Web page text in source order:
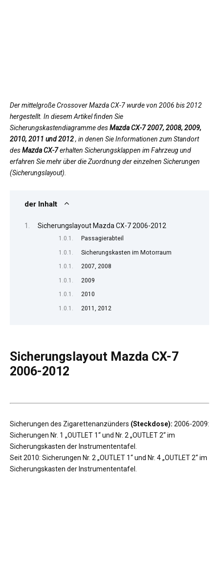
Der mittelgroße Crossover Mazda CX-7 wurde von 2006 bis 2012
hergestellt. In diesem Artikel finden Sie
Sicherungskastendiagramme desMazda CX-7 2007, 2008, 2009,
2010, 2011 und 2012, in denen Sie Informationen zum Standort
desMazda CX-7erhalten Sicherungsklappen im Fahrzeug und
erfahren Sie mehr über die Zuordnung der einzelnen Sicherungen
(Sicherungslayout).
der Inhalt
Sicherungslayout Mazda CX-7 2006-2012
Passagierabteil
Sicherungskasten im Motorraum
2007, 2008
2009
2010
2011, 2012
Sicherungslayout Mazda CX-7
2006-2012
Sicherungen des Zigarettenanzünders (Steckdose): 2006-2009:
Sicherungen Nr. 1 „OUTLET 1“ und Nr. 2 „OUTLET 2“ im
Sicherungskasten der Instrumententafel.
Seit 2010: Sicherungen Nr. 2 „OUTLET 1“ und Nr. 4 „OUTLET 2“ im
Sicherungskasten der Instrumententafel.